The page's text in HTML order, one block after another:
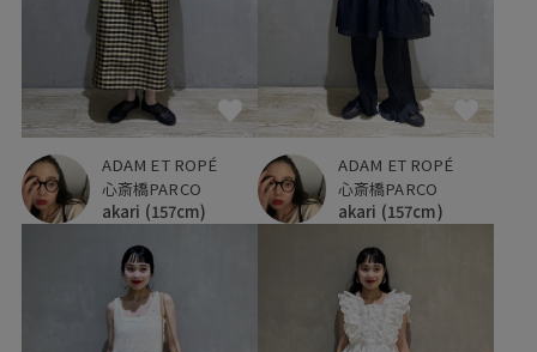
ADAM ET ROPÉ
心斎橋PARCO
akari (157cm)
ADAM ET ROPÉ
心斎橋PARCO
akari (157cm)